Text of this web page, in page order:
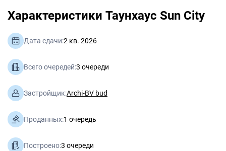
Характеристики Таунхаус Sun City
Дата сдачи:2 кв. 2026
Всего очередей:3 очереди
Застройщик:Archi-BV bud
Проданных:1 очередь
Построено:3 очереди